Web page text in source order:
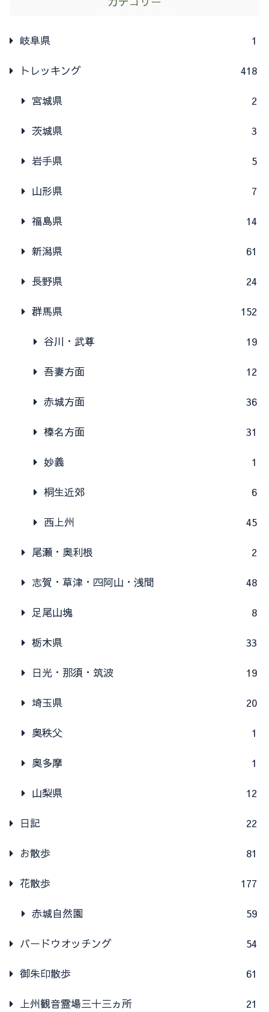
岐阜県 1
トレッキング 418
宮城県 2
茨城県 3
岩手県 5
山形県 7
福島県 14
新潟県 61
長野県 24
群馬県 152
谷川・武尊 19
吾妻方面 12
赤城方面 36
榛名方面 31
妙義 1
桐生近郊 6
西上州 45
尾瀬・奥利根 2
志賀・草津・四阿山・浅間 48
足尾山塊 8
栃木県 33
日光・那須・筑波 19
埼玉県 20
奥秩父 1
奥多摩 1
山梨県 12
日記 22
お散歩 81
花散歩 177
赤城自然園 59
バードウオッチング 54
御朱印散歩 61
上州観音霊場三十三ヵ所 21